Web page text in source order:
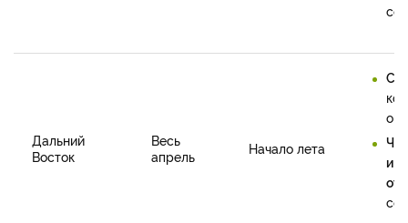
Дальний
Восток
Весь
апрель
Начало лета
и